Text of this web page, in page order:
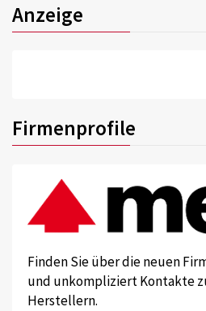
Anzeige
Firmenprofile
Finden Sie über die neuen
und unkompliziert Kontakte
Herstellern.